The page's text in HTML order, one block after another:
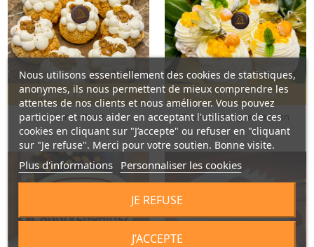
AJOUTER AU PANIER
Paris - Brest
AJOUTER AU PANIER
Pavlova Mangue Passion
Nous utilisons essentiellement des cookies de statistiques,
anonymes, ils nous permettent de mieux comprendre les
attentes de nos clients et nous améliorer. Vous pouvez
participer et nous aider en acceptant l'utilisation de ces
cookies en cliquant sur "J’accepte" ou refuser en "cliquant
sur "Je refuse". Merci pour votre soutien. Bonne visite.
Plus d'informations Personnaliser les cookies
JE REFUSE
J’ACCEPTE